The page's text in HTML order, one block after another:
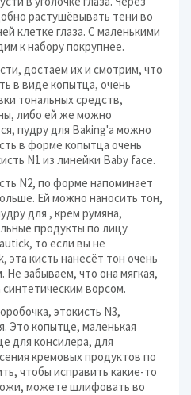
растушёвывать тени во
клетке глаза. С маленькими
к набору покрупнее.
достаем их и смотрим, что
в виде копытца, очень
тональных средств,
либо ей же можно
пудру для Baking'а можно
в форме копытца очень
N1 из линейки Baby face.
N2, по форме напоминает
Ей можно наносить тон,
для , крем румяна,
продукты по лицу
то если вы не
эта кисть нанесёт тон очень
Не забываем, что она мягкая,
ворсом.
этокисть N3,
Это копытце, маленькая
для консилера, для
кремовых продуктов по
чтобы исправить какие-то
можете шлифовать во